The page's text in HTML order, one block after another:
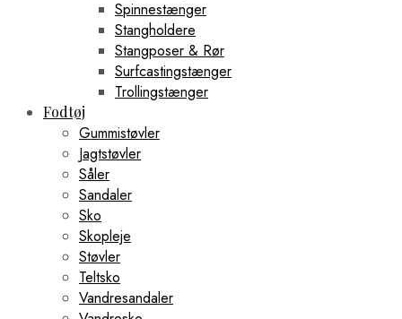
Spinnestænger
Stangholdere
Stangposer & Rør
Surfcastingstænger
Trollingstænger
Fodtøj
Gummistøvler
Jagtstøvler
Såler
Sandaler
Sko
Skopleje
Støvler
Teltsko
Vandresandaler